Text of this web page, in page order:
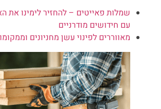
שמלות פאייטים – להחזיר לימינו את
עם חידושים מודרניים
מאווררים לפינוי עשן מחניונים